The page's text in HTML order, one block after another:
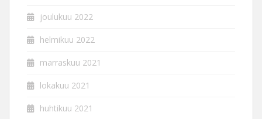
joulukuu 2022
helmikuu 2022
marraskuu 2021
lokakuu 2021
huhtikuu 2021